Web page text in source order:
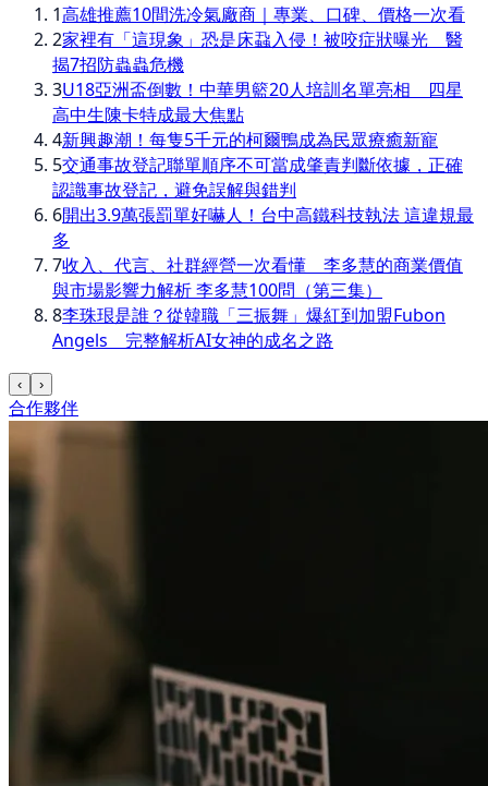
1高雄推薦10間洗冷氣廠商｜專業、口碑、價格一次看
2家裡有「這現象」恐是床蝨入侵！被咬症狀曝光 醫
揭7招防蟲蟲危機
3U18亞洲盃倒數！中華男籃20人培訓名單亮相 四星
高中生陳卡特成最大焦點
4新興趣潮！每隻5千元的柯爾鴨成為民眾療癒新寵
5交通事故登記聯單順序不可當成肇責判斷依據，正確
認識事故登記，避免誤解與錯判
6開出3.9萬張罰單好嚇人！台中高鐵科技執法 這違規最
多
7收入、代言、社群經營一次看懂 李多慧的商業價值
與市場影響力解析 李多慧100問（第三集）
8李珠珢是誰？從韓職「三振舞」爆紅到加盟Fubon
Angels 完整解析AI女神的成名之路
‹ ›
合作夥伴